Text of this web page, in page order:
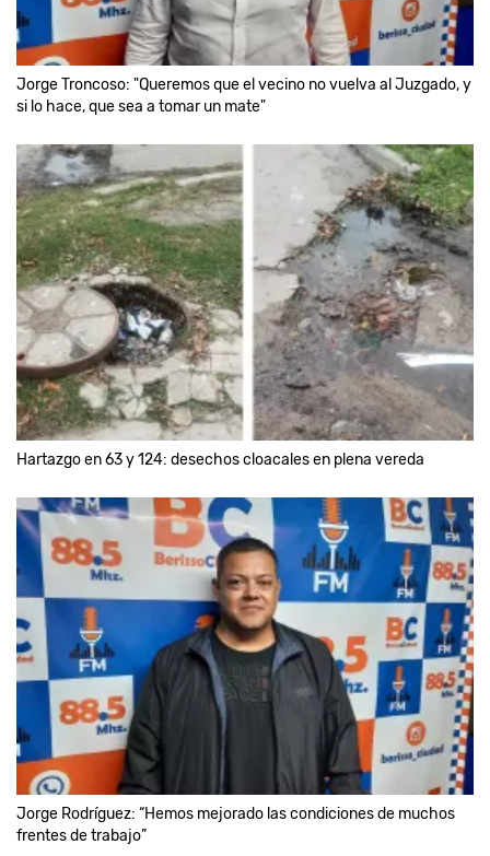
Jorge Troncoso: "Queremos que el vecino no vuelva al Juzgado, y
si lo hace, que sea a tomar un mate"
Hartazgo en 63 y 124: desechos cloacales en plena vereda
Jorge Rodríguez: “Hemos mejorado las condiciones de muchos
frentes de trabajo”